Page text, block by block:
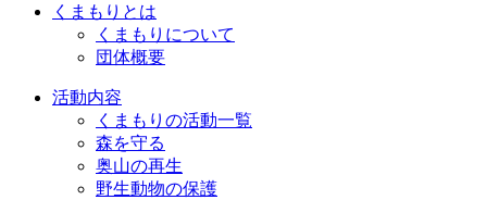
くまもりとは
くまもりについて
団体概要
活動内容
くまもりの活動一覧
森を守る
奥山の再生
野生動物の保護